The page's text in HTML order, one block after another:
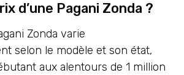
d’une Pagani Zonda ?
Zonda varie
selon le modèle et son état,
aux alentours de 1 million